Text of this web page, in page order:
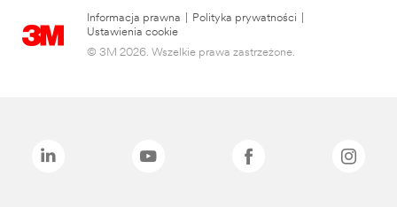
Informacja prawna Polityka prywatności
Ustawienia cookie
© 3M 2026. Wszelkie prawa zastrzeżone.